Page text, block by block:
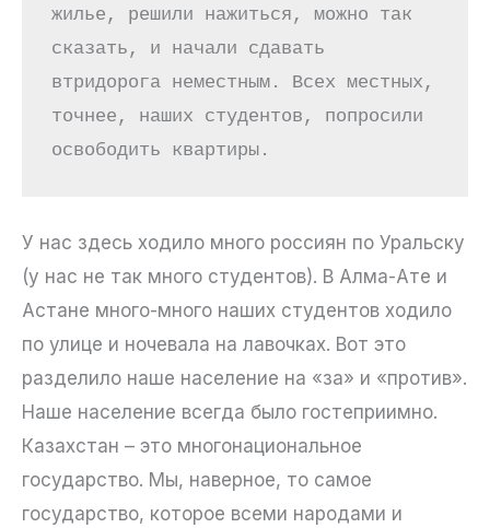
жилье, решили нажиться, можно так
сказать, и начали сдавать
втридорога неместным. Всех местных,
точнее, наших студентов, попросили
освободить квартиры.
У нас здесь ходило много россиян по Уральску
(у нас не так много студентов). В Алма-Ате и
Астане много-много наших студентов ходило
по улице и ночевала на лавочках. Вот это
разделило наше население на «за» и «против».
Наше население всегда было гостеприимно.
Казахстан – это многонациональное
государство. Мы, наверное, то самое
государство, которое всеми народами и